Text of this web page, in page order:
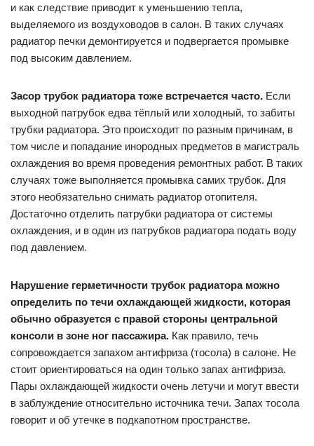
и как следствие приводит к уменьшению тепла,
выделяемого из воздуховодов в салон. В таких случаях
радиатор печки демонтируется и подвергается промывке
под высоким давлением.
Засор трубок радиатора тоже встречается часто. Если
выходной патрубок едва тёплый или холодный, то забиты
трубки радиатора. Это происходит по разным причинам, в
том числе и попадание инородных предметов в магистраль
охлаждения во время проведения ремонтных работ. В таких
случаях тоже выполняется промывка самих трубок. Для
этого необязательно снимать радиатор отопителя.
Достаточно отделить патрубки радиатора от системы
охлаждения, и в один из патрубков радиатора подать воду
под давлением.
Нарушение герметичности трубок радиатора можно
определить по течи охлаждающей жидкости, которая
обычно образуется с правой стороны центральной
консоли в зоне ног пассажира. Как правило, течь
сопровождается запахом антифриза (тосола) в салоне. Не
стоит ориентироваться на один только запах антифриза.
Пары охлаждающей жидкости очень летучи и могут ввести
в заблуждение относительно источника течи. Запах тосола
говорит и об утечке в подкапотном пространстве.